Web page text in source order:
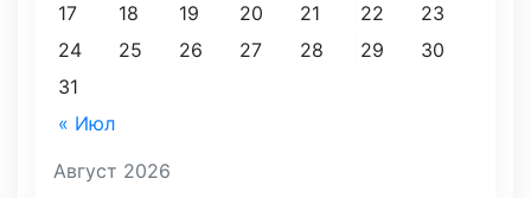
Август 2026
« Июл
17
18 19 20 21 22
23
24
25 26 27 28 29
30
31